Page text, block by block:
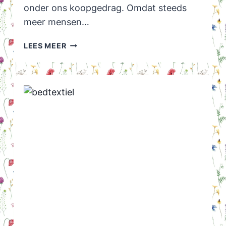
onder ons koopgedrag. Omdat steeds
meer mensen…
LEES MEERONLINE
IS
GOEDKOPER